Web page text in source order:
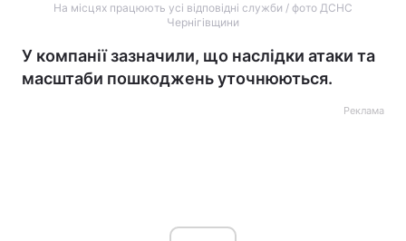
На місцях працюють усі відповідні служби / фото ДСНС
Чернігівщини
У компанії зазначили, що наслідки атаки та
масштаби пошкоджень уточнюються.
Реклама